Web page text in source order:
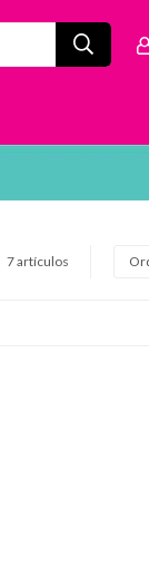
7 artículos